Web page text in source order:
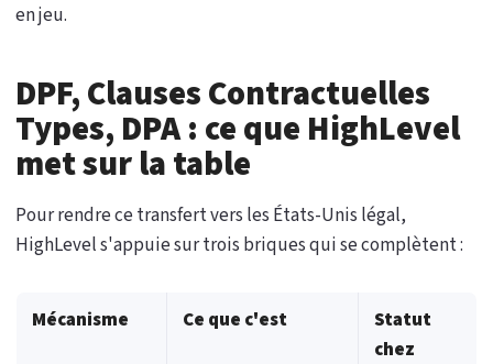
en jeu.
DPF, Clauses Contractuelles
Types, DPA : ce que HighLevel
met sur la table
Pour rendre ce transfert vers les États-Unis légal,
HighLevel s'appuie sur trois briques qui se complètent :
Mécanisme Ce que c'est
Statut
chez